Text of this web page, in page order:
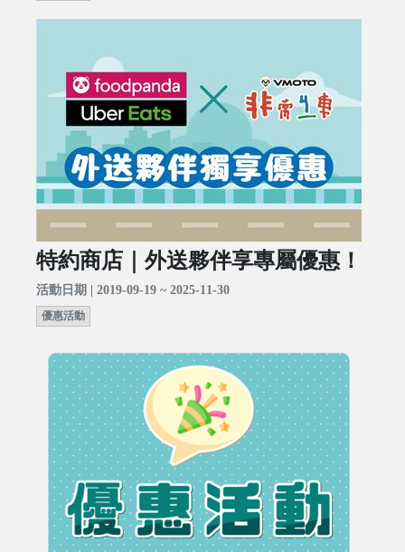
特約商店｜外送夥伴享專屬優惠！
活動日期 | 2019-09-19 ~ 2025-11-30
優惠活動